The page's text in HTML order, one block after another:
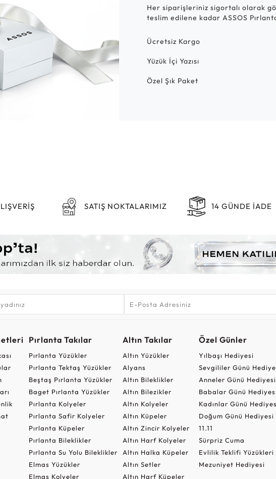
Her siparişleriniz sigortalı olarak
teslim edilene kadar ASSOS
Ücretsiz Kargo
Yüzük İçi Yazısı
Özel Şık Paket
SATIŞ NOKTALARIMIZ 14 GÜNDE İADE
Pırlanta Takılar
Pırlanta Yüzükler
Pırlanta Tektaş Yüzükler
Beştaş Pırlanta Yüzükler
Baget Pırlanta Yüzükler
Pırlanta Kolyeler
Pırlanta Safir Kolyeler
Pırlanta Küpeler
Pırlanta Bileklikler
Pırlanta Su Yolu Bileklikler
Elmas Yüzükler
Elmas Kolyeler
Altın Takılar
Altın Yüzükler
Alyans
Altın Bileklikler
Altın Bilezikler
Altın Kolyeler
Altın Küpeler
Altın Zincir Kolyeler
Altın Harf Kolyeler
Altın Halka Küpeler
Altın Setler
Altın Harf Küpeler
Özel Günler
Yılbaşı Hediyesi
Sevgililer Günü
Anneler Günü Hediyesi
Babalar Günü Hediyesi
Kadınlar Günü
Doğum Günü Hediyesi
11.11
Sürpriz Cuma
Evlilik Teklifi Yüzükleri
Mezuniyet Hediyesi